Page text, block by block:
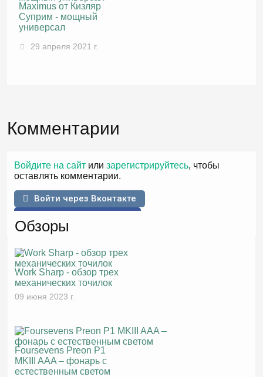
Maximus от Кизляр
Суприм - мощный
универсал
29 апреля 2021 г.
Комментарии
Войдите на сайт или зарегистрируйтесь, чтобы
оставлять комментарии.
Войти через Вконтакте
Обзоры
Work Sharp - обзор трех
механических точилок
09 июня 2023 г.
Foursevens Preon P1
MKIII AAA – фонарь с
естественным светом